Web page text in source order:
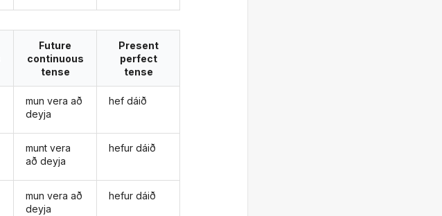
Future
continuous
tense
mun vera að
deyja
munt vera
að deyja
mun vera að
deyja
Present
perfect
tense
hef dáið
hefur dáið
hefur dáið